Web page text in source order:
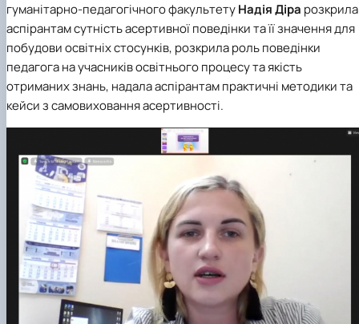
гуманітарно-педагогічного факультетуНадія Діра розкрила
аспірантам сутність асертивної поведінки та її значення для
побудови освітніх стосунків, розкрила роль поведінки
педагога на учасників освітнього процесу та якість
отриманих знань, надала аспірантам практичні методики та
кейси з самовиховання асертивності.